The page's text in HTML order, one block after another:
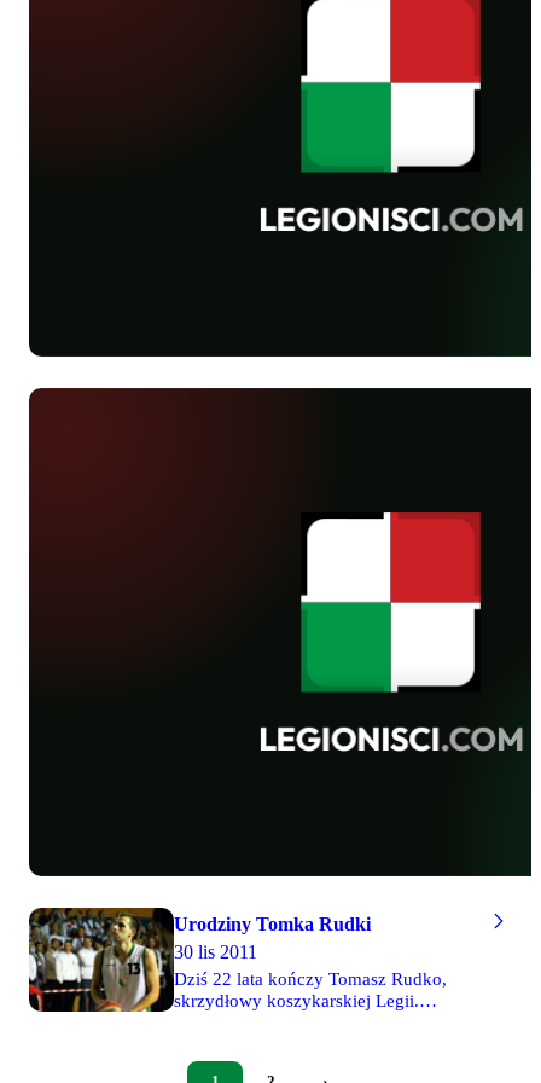
Urodziny Tomka Rudki
30 lis 2011
Dziś 22 lata kończy Tomasz Rudko,
skrzydłowy koszykarskiej Legii.
Piaseczno, składamy najserdeczniejsze